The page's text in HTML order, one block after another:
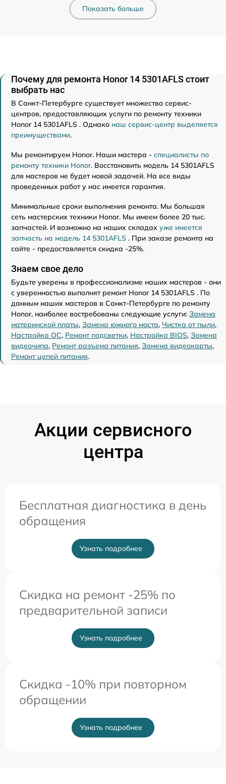
Показать больше
Почему для ремонта Honor 14 5301AFLS стоит
выбрать нас
В Санкт-Петербурге существует множество сервис-
центров, предоставляющих услуги по ремонту техники
Honor 14 5301AFLS . Однако наш сервис-центр выделяется
преимуществами.
Мы ремонтируем Honor. Наши мастера - специалисты по
ремонту техники Honor. Восстановить модель 14 5301AFLS
для мастеров не будет новой задачей. На все виды
проведенных работ у нас имеется гарантия.
Минимальные сроки выполнения ремонта. Мы большая
сеть мастерских техники Honor. Мы имеем более 20 тыс.
запчастей. И возможно на наших складах уже имеется
запчасть на модель 14 5301AFLS . При заказе ремонта на
сайте - предоставляется скидка -25%.
Знаем свое дело
Будьте уверены в профессионализме наших мастеров - они
с уверенностью выполнят ремонт Honor 14 5301AFLS . По
данным наших мастеров в Санкт-Петербурге по ремонту
Honor, наиболее востребованы следующие услуги: Замена
материнской платы, Замена южного моста, Чистка от пыли,
Настройка ОС, Ремонт подсветки, Настройка BIOS, Замена
видеочипа, Ремонт разъема питания, Замена видеокарты,
Ремонт цепей питания.
Акции сервисного
центра
Бесплатная диагностика в день
обращения
Узнать подробнее
Скидка на ремонт -25% по
предварительной записи
Узнать подробнее
Скидка -10% при повторном
обращении
Узнать подробнее